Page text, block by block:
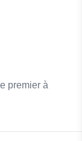
premier à